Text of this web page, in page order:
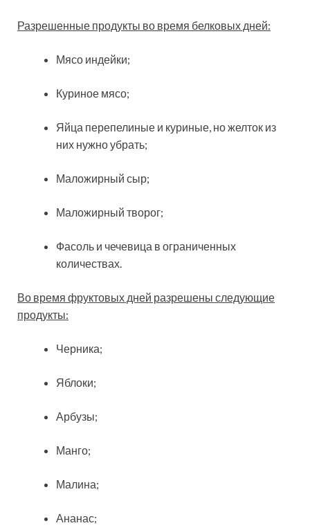
Разрешенные продукты во время белковых дней:
Мясо индейки;
Куриное мясо;
Яйца перепелиные и куриные, но желток из
них нужно убрать;
Маложирный сыр;
Маложирный творог;
Фасоль и чечевица в ограниченных
количествах.
Во время фруктовых дней разрешены следующие
продукты:
Черника;
Яблоки;
Арбузы;
Манго;
Малина;
Ананас;